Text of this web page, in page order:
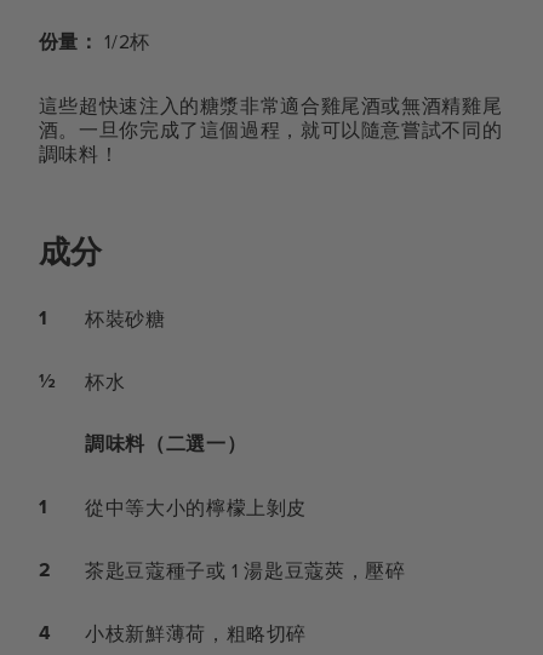
份量： 1/2杯
這些超快速注入的糖漿非常適合雞尾酒或無酒精雞尾
酒。一旦你完成了這個過程，就可以隨意嘗試不同的
調味料！
成分
1 杯裝砂糖
½ 杯水
調味料（二選一）
1 從中等大小的檸檬上剝皮
2 茶匙豆蔻種子或 1 湯匙豆蔻莢，壓碎
4 小枝新鮮薄荷，粗略切碎